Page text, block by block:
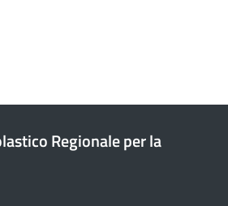
Regionale per la